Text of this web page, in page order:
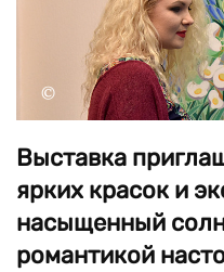
©
Выставка
ярких красок и
насыщенный
романтикой